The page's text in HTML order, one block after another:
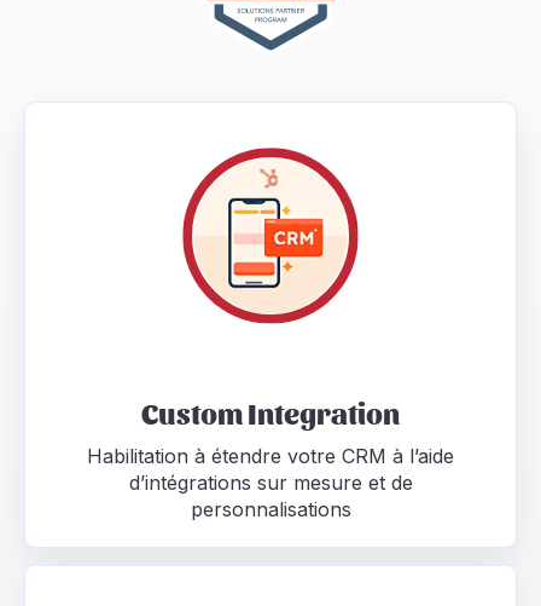
Custom Integration Habilitation à étendre votre
Custom Integration
Habilitation à étendre votre CRM à l’aide
d’intégrations sur mesure et de
personnalisations
Platform Enablement Expertise dans l’amélioration